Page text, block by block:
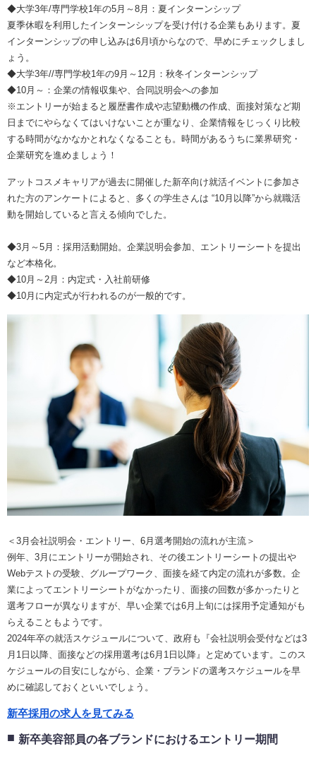
◆大学3年/専門学校1年の5月～8月：夏インターンシップ
夏季休暇を利用したインターンシップを受け付ける企業もあります。夏
インターンシップの申し込みは6月頃からなので、早めにチェックしまし
ょう。
◆大学3年//専門学校1年の9月～12月：秋冬インターンシップ
◆10月～：企業の情報収集や、合同説明会への参加
※エントリーが始まると履歴書作成や志望動機の作成、面接対策など期
日までにやらなくてはいけないことが重なり、企業情報をじっくり比較
する時間がなかなかとれなくなることも。時間があるうちに業界研究・
企業研究を進めましょう！
アットコスメキャリアが過去に開催した新卒向け就活イベントに参加さ
れた方のアンケートによると、多くの学生さんは “10月以降”から就職活
動を開始していると言える傾向でした。
◆3月～5月：採用活動開始。企業説明会参加、エントリーシートを提出
など本格化。
◆10月～2月：内定式・入社前研修
◆10月に内定式が行われるのが一般的です。
＜3月会社説明会・エントリー、6月選考開始の流れが主流＞
例年、3月にエントリーが開始され、その後エントリーシートの提出や
Webテストの受験、グループワーク、面接を経て内定の流れが多数。企
業によってエントリーシートがなかったり、面接の回数が多かったりと
選考フローが異なりますが、早い企業では6月上旬には採用予定通知がも
らえることもようです。
2024年卒の就活スケジュールについて、政府も『会社説明会受付などは3
月1日以降、面接などの採用選考は6月1日以降』と定めています。このス
ケジュールの目安にしながら、企業・ブランドの選考スケジュールを早
めに確認しておくといいでしょう。
新卒採用の求人を見てみる
新卒美容部員の各ブランドにおけるエントリー期間